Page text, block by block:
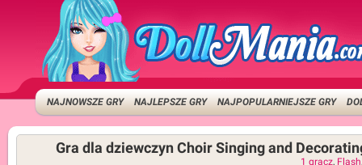
NAJNOWSZE GRY NAJLEPSZE GRY NAJPOPULARNIEJSZE GRY
Gra dla dziewczyn Choir Singing and
1 gracz, Flash